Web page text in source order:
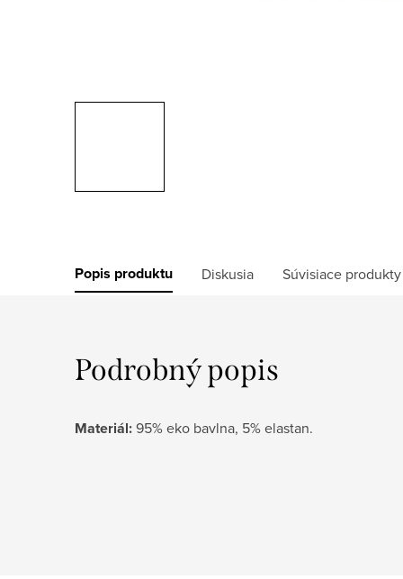
Popis produktu Diskusia Súvisiace produkty
Podrobný popis
Materiál:95% eko bavlna, 5% elastan.